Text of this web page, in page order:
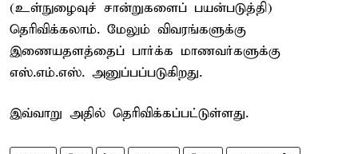
(உள்நுழைவுச் சான்றுகளைப் பயன்படுத்தி)
தெரிவிக்கலாம். மேலும் விவரங்களுக்கு
இணையதளத்தைப் பார்க்க மாணவர்களுக்கு
எஸ்.எம்.எஸ். அனுப்பப்படுகிறது.
இவ்வாறு அதில் தெரிவிக்கப்பட்டுள்ளது.